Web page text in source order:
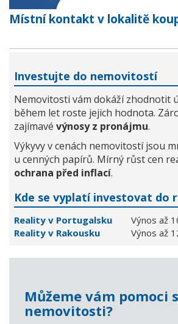
Místní kontakt v lokalitě
Investujte do nemovitostí
Nemovitosti vám dokáží zhodnotit
během let roste jejich hodnota.
zajímavé výnosy z pronájmu.
Výkyvy v cenách nemovitostí jsou
u cenných papírů. Mírný růst cen
ochrana před inflací.
Kde se vyplatí investovat do
Reality v Portugalsku
Výnos až
Reality v Rakousku
Výnos až
Můžeme vám pomoci
nemovitosti?